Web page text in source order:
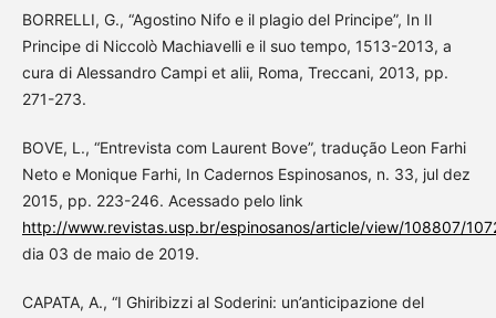
BORRELLI, G., “Agostino Nifo e il plagio del Principe”, In Il
Principe di Niccolò Machiavelli e il suo tempo, 1513-2013, a
cura di Alessandro Campi et alii, Roma, Treccani, 2013, pp.
271-273.
BOVE, L., “Entrevista com Laurent Bove”, tradução Leon Farhi
Neto e Monique Farhi, In Cadernos Espinosanos, n. 33, jul dez
2015, pp. 223-246. Acessado pelo link
http://www.revistas.usp.br/espinosanos/article/view/108807/
dia 03 de maio de 2019.
CAPATA, A., “I Ghiribizzi al Soderini: un’anticipazione del